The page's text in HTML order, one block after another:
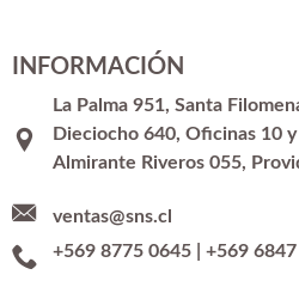
INFORMACIÓN
La Palma 951, Santa
Dieciocho 640, Oficinas 10
Almirante Riveros 055,
ventas@sns.cl
+569 8775 0645| +569